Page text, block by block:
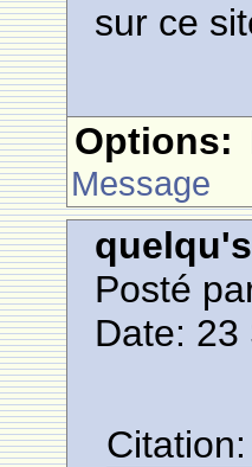
sur ce
Options:
Message
Posté
Date: 23
Citation: